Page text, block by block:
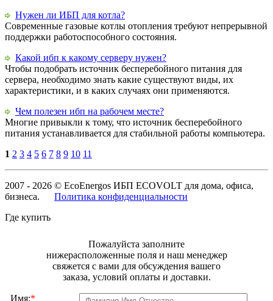
Нужен ли ИБП для котла?
Современные газовые котлы отопления требуют непрерывной
поддержки работоспособного состояния.
Какой ибп к какому серверу нужен?
Чтобы подобрать источник бесперебойного питания для
сервера, необходимо знать какие существуют виды, их
характеристики, и в каких случаях они применяются.
Чем полезен ибп на рабочем месте?
Многие привыкли к тому, что источник бесперебойного
питания устанавливается для стабильной работы компьютера.
1 2 3 4 5 6 7 8 9 10 11
2007 - 2026 © EcoEnergos ИБП ECOVOLT для дома, офиса,
бизнеса. Политика конфиденциальности
Где купить
Пожалуйста заполните
нижерасположенные поля и наш менеджер
свяжется с вами для обсуждения вашего
заказа, условий оплаты и доставки.
Имя:*